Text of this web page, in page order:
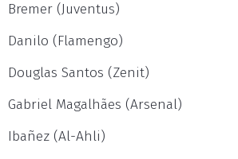
Bremer (Juventus)
Danilo (Flamengo)
Douglas Santos (Zenit)
Gabriel Magalhães (Arsenal)
Ibañez (Al-Ahli)